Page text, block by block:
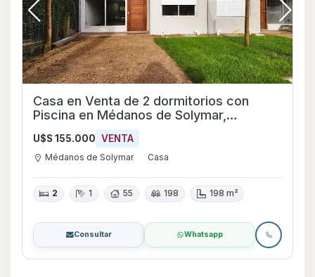
Casa en Venta de 2 dormitorios con
Piscina en Médanos de Solymar,
Canelones
U$S 155.000 VENTA
Médanos de Solymar Casa
2 1 55 198 198 m²
Consultar Whatsapp